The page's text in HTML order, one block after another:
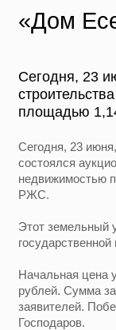
«Дом
Сегодня, 23
площадью
Сегодня, 23
состоялся
недвижимостью
РЖС.
Этот земельный
Начальная цена
рублей. Сумма
заявителей.
Господаров.